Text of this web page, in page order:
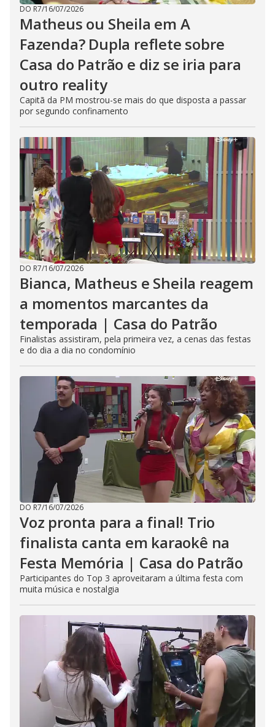
DO R7/16/07/2026
Matheus ou Sheila em A
Fazenda? Dupla reflete sobre
Casa do Patrão e diz se iria para
outro reality
Capitã da PM mostrou-se mais do que disposta a passar
por segundo confinamento
DO R7/16/07/2026
Bianca, Matheus e Sheila reagem
a momentos marcantes da
temporada | Casa do Patrão
Finalistas assistiram, pela primeira vez, a cenas das festas
e do dia a dia no condomínio
DO R7/16/07/2026
Voz pronta para a final! Trio
finalista canta em karaokê na
Festa Memória | Casa do Patrão
Participantes do Top 3 aproveitaram a última festa com
muita música e nostalgia